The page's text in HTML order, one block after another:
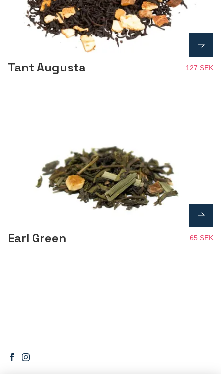
Tant Augusta 127 SEK
Earl Green 65 SEK